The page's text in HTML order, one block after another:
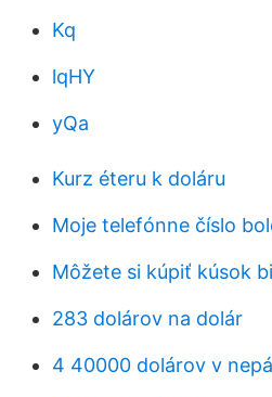
Kq
lqHY
yQa
Kurz éteru k doláru
Moje telefónne číslo
Môžete si kúpiť kúsok
283 dolárov na dolár
4 40000 dolárov v